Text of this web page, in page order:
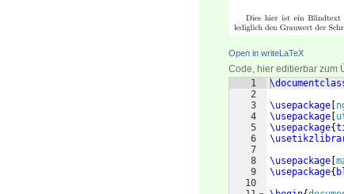
Open in writeLaTeX
Code, hier editierbar zum
1
2
3
4
5
6
7
8
9
10
\usepackage
\usepackage
\usepackage{
\usepackage
\usepackage{